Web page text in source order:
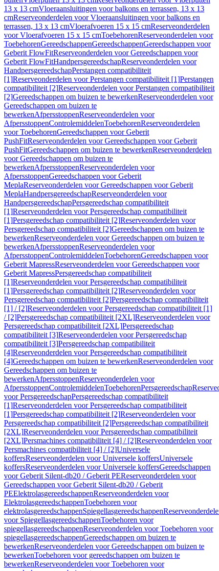
13 x 13 cmVloeraansluitingen voor balkons en terrassen, 13 x 13
cmReserveonderdelen voor Vloeraansluitingen voor balkons en
terrassen, 13 x 13 cmVloerafvoeren 15 x 15 cmReserveonderdelen
voor Vloerafvoeren 15 x 15 cmToebehorenReserveonderdelen voor
ToebehorenGereedschappenGereedschappenGereedschappen voor
Geberit FlowFitReserveonderdelen voor Gereedschappen voor
Geberit FlowFitHandpersgereedschapReserveonderdelen voor
HandpersgereedschapPerstangen compatibiliteit
[1]Reserveonderdelen voor Perstangen compatibiliteit [1]Perstangen
compatibiliteit [2]Reserveonderdelen voor Perstangen compatibiliteit
[2]Gereedschappen om buizen te bewerkenReserveonderdelen voor
Gereedschappen om buizen te
bewerkenAfpersstoppenReserveonderdelen voor
AfpersstoppenControlemiddelenToebehorenReserveonderdelen
voor ToebehorenGereedschappen voor Geberit
PushFitReserveonderdelen voor Gereedschappen voor Geberit
PushFitGereedschappen om buizen te bewerkenReserveonderdelen
voor Gereedschappen om buizen te
bewerkenAfpersstoppenReserveonderdelen voor
AfpersstoppenGereedschappen voor Geberit
MeplaReserveonderdelen voor Gereedschappen voor Geberit
MeplaHandpersgereedschapReserveonderdelen voor
HandpersgereedschapPersgereedschap compatibiliteit
[1]Reserveonderdelen voor Persgereedschap compatibiliteit
[1]Persgereedschap compatibiliteit [2]Reserveonderdelen voor
Persgereedschap compatibiliteit [2]Gereedschappen om buizen te
bewerkenReserveonderdelen voor Gereedschappen om buizen te
bewerkenAfpersstoppenReserveonderdelen voor
AfpersstoppenControlemiddelenToebehorenGereedschappen voor
Geberit MapressReserveonderdelen voor Gereedschappen voor
Geberit MapressPersgereedschap compatibiliteit
[1]Reserveonderdelen voor Persgereedschap compatibiliteit
[1]Persgereedschap compatibiliteit [2]Reserveonderdelen voor
Persgereedschap compatibiliteit [2]Persgereedschap compatibiliteit
[1] / [2]Reserveonderdelen voor Persgereedschap compatibiliteit [1]
/ [2]Persgereedschap compatibiliteit [2XL]Reserveonderdelen voor
Persgereedschap compatibiliteit [2XL]Persgereedschap
compatibiliteit [3]Reserveonderdelen voor Persgereedschap
compatibiliteit [3]Persgereedschap compatibiliteit
[4]Reserveonderdelen voor Persgereedschap compatibiliteit
[4]Gereedschappen om buizen te bewerkenReserveonderdelen voor
Gereedschappen om buizen te
bewerkenAfpersstoppenReserveonderdelen voor
AfpersstoppenControlemiddelenToebehorenPersgereedschap
voor PersgereedschapPersgereedschap compatibiliteit
[1]Reserveonderdelen voor Persgereedschap compatibiliteit
[1]Persgereedschap compatibiliteit [2]Reserveonderdelen voor
Persgereedschap compatibiliteit [2]Persgereedschap compatibiliteit
[2XL]Reserveonderdelen voor Persgereedschap compatibiliteit
[2XL]Persmachines compatibiliteit [4] / [2]Reserveonderdelen voor
Persmachines compatibiliteit [4] / [2]Universele
koffersReserveonderdelen voor Universele koffersUniversele
koffersReserveonderdelen voor Universele koffersGereedschappen
voor Geberit Silent-db20 / Geberit PEReserveonderdelen voor
Gereedschappen voor Geberit Silent-db20 / Geberit
PEElektrolasgereedschappenReserveonderdelen voor
ElektrolasgereedschappenToebehoren voor
elektrolasgereedschappenSpiegellasgereedschappen
voor SpiegellasgereedschappenToebehoren voor
spiegellasgereedschappenReserveonderdelen voor Toebehoren voor
spiegellasgereedschappenGereedschappen om buizen te
bewerkenReserveonderdelen voor Gereedschappen om buizen te
bewerkenToebehoren voor gereedschappen om buizen te
bewerkenReserveonderdelen voor Toebehoren voor